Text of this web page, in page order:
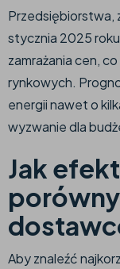
Przedsiębiorstwa,
stycznia 2025
zamrażania cen,
rynkowych.
energii nawet o
wyzwanie dla
Jak
Aby znaleźć